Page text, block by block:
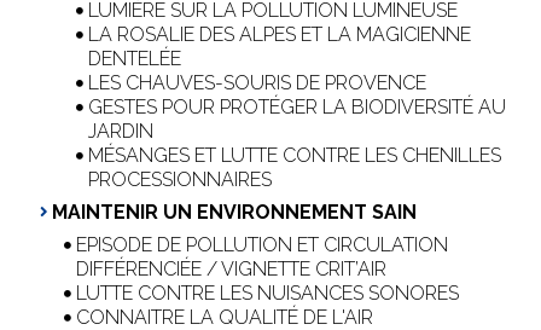
LUMIÈRE SUR LA POLLUTION LUMINEUSE
LA ROSALIE DES ALPES ET LA MAGICIENNE
DENTELÉE
LES CHAUVES-SOURIS DE PROVENCE
GESTES POUR PROTÉGER LA BIODIVERSITÉ AU
JARDIN
MÉSANGES ET LUTTE CONTRE LES CHENILLES
PROCESSIONNAIRES
MAINTENIR UN ENVIRONNEMENT SAIN
EPISODE DE POLLUTION ET CIRCULATION
DIFFÉRENCIÉE / VIGNETTE CRIT’AIR
LUTTE CONTRE LES NUISANCES SONORES
CONNAITRE LA QUALITÉ DE L'AIR